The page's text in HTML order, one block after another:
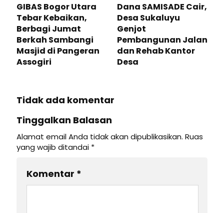
GIBAS Bogor Utara
Tebar Kebaikan,
Berbagi Jumat
Berkah Sambangi
Masjid di Pangeran
Assogiri
Dana SAMISADE Cair,
Desa Sukaluyu
Genjot
Pembangunan Jalan
dan Rehab Kantor
Desa
Tidak ada komentar
Tinggalkan Balasan
Alamat email Anda tidak akan dipublikasikan. Ruas
yang wajib ditandai *
Komentar *